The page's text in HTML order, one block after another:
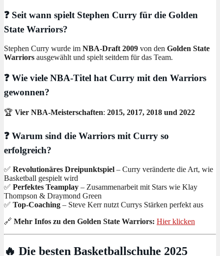
❓ Seit wann spielt Stephen Curry für die Golden
State Warriors?
Stephen Curry wurde im NBA-Draft 2009 von den Golden State
Warriors ausgewählt und spielt seitdem für das Team.
❓ Wie viele NBA-Titel hat Curry mit den Warriors
gewonnen?
🏆 Vier NBA-Meisterschaften: 2015, 2017, 2018 und 2022
❓ Warum sind die Warriors mit Curry so
erfolgreich?
✅ Revolutionäres Dreipunktspiel – Curry veränderte die Art, wie
Basketball gespielt wird
✅ Perfektes Teamplay – Zusammenarbeit mit Stars wie Klay
Thompson & Draymond Green
✅ Top-Coaching – Steve Kerr nutzt Currys Stärken perfekt aus
🔗 Mehr Infos zu den Golden State Warriors: Hier klicken
🔥 Die besten Basketballschuhe 2025